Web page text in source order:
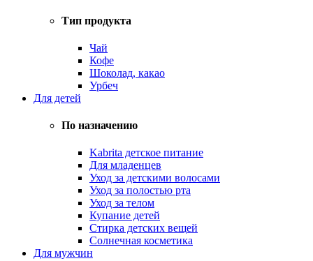
Тип продукта
Чай
Кофе
Шоколад, какао
Урбеч
Для детей
По назначению
Kabrita детское питание
Для младенцев
Уход за детскими волосами
Уход за полостью рта
Уход за телом
Купание детей
Стирка детских вещей
Солнечная косметика
Для мужчин